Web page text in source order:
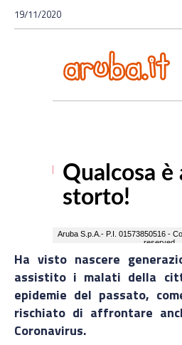
19/11/2020
Ha visto nascere
assistito i malati della
epidemie del passato,
rischiato di affrontare
Coronavirus.